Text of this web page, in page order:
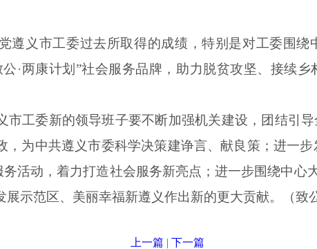
遵义市工委过去所取得的成绩，特别是对工委围
公·两康计划”社会服务品牌，助力脱贫攻坚、接续
市工委新的领导班子要不断加强机关建设，团结引
，为中共遵义市委科学决策建诤言、献良策；进一步
活动，着力打造社会服务新亮点；进一步围绕中心
示范区、美丽幸福新遵义作出新的更大贡献。（致
上一篇 | 下一篇